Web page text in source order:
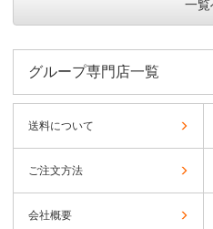
一覧
グループ専門店一覧
送料について
ご注文方法
会社概要